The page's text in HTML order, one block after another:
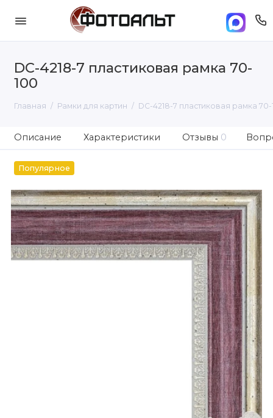
DC-4218-7 пластиковая рамка 70-
100
Главная Рамки для картин DC-4218-7 пластиковая рамка 70-
Описание Характеристики Отзывы 0
Популярное